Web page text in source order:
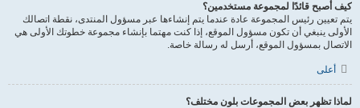
كيف أصبح قائدًا لمجموعة مستخدمين؟
يتم تعيين رئيس المجموعة عادة عندما يتم إنشاءها عبر مسؤول المنتدى، نقطة اتصالك
الأولى ينبغي أن تكون مسؤول الموقع، إذا كنت مهتما بإنشاء مجموعة خطوتك الأولى هي
الاتصال بمسؤول الموقع، أرسل له رسالة خاصة.
أعلى
لماذا تظهر بعض المجموعات بلون مختلف؟